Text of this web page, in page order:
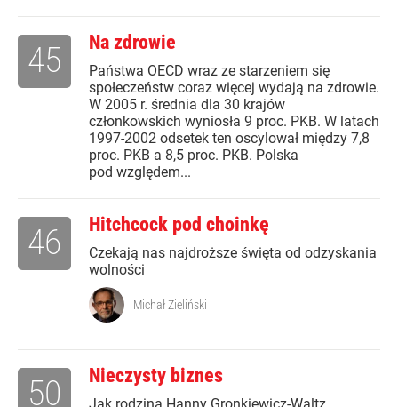
Na zdrowie
Państwa OECD wraz ze starzeniem się
społeczeństw coraz więcej wydają na zdrowie.
W 2005 r. średnia dla 30 krajów
członkowskich wyniosła 9 proc. PKB. W latach
1997-2002 odsetek ten oscylował między 7,8
proc. PKB a 8,5 proc. PKB. Polska
pod względem...
45
Hitchcock pod choinkę
Czekają nas najdroższe święta od odzyskania
wolności
46
Michał Zieliński
Nieczysty biznes
50